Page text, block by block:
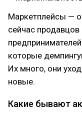
Маркетплейсы —
сейчас
которые
Их много, они
новые.
Какие бывают